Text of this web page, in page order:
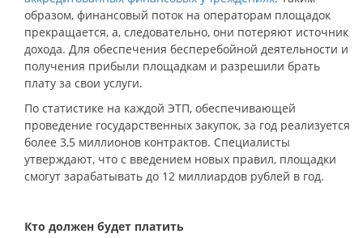
образом, финансовый поток на операторам площадок
прекращается, а, следовательно, они потеряют источник
дохода. Для обеспечения бесперебойной деятельности и
получения прибыли площадкам и разрешили брать
плату за свои услуги.
По статистике на каждой ЭТП, обеспечивающей
проведение государственных закупок, за год реализуется
более 3,5 миллионов контрактов. Специалисты
утверждают, что с введением новых правил, площадки
смогут зарабатывать до 12 миллиардов рублей в год.
Кто должен будет платить